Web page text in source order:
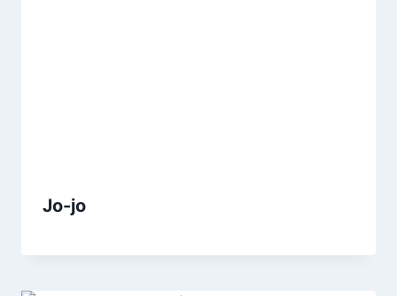
Jo-jo